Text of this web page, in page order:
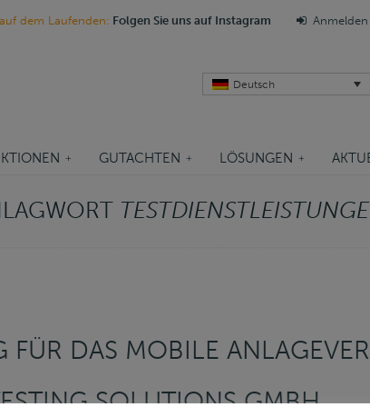
dem Laufenden: Folgen Sie uns auf Instagram Anmelden
Deutsch
GUTACHTEN LÖSUNGEN
FÜR DAS MOBILE
SOLUTIONS GMBH